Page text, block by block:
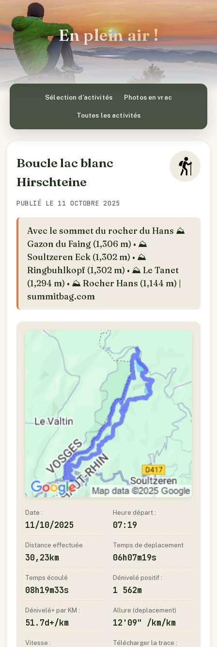
En plein air !
Sélection d’activités Photos en vrac
Toutes les activités
Boucle lac blanc
Hirschteine
PUBLIÉ LE 11 OCTOBRE 2025
Avec le sommet du rocher du Hans ⛰️
Gazon du Faing (1,306 m) • ⛰️
Soultzeren Eck (1,302 m) • ⛰️
Ringbuhlkopf (1,302 m) • ⛰️ Le Tanet
(1,294 m) • ⛰️ Rocher Hans (1,144 m) |
summitbag.com
Date :
11/10/2025
Heure départ :
07:19
Distance effectuée
30,23km
Temps de deplacement
06h07m19s
Temps écoulé
08h19m33s
Dénivelé positif :
1 562m
Dénivelé+ par KM :
51.7d+/km
Allure (deplacement)
12'09" /km/km
Vitesse : Télécharger la trace :